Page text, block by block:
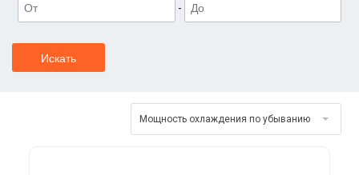
-
Мощность охлаждения по убыванию